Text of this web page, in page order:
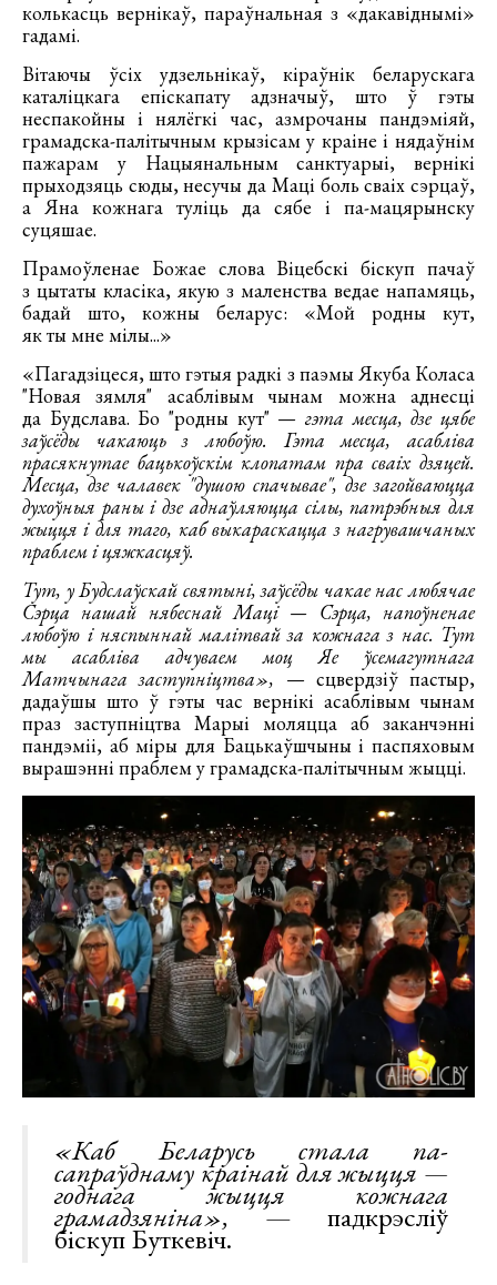
колькасць вернікаў, параўнальная з «дакавіднымі»
гадамі.
Вітаючы ўсіх удзельнікаў, кіраўнік беларускага
каталіцкага епіскапату адзначыў, што ў гэты
неспакойны і нялёгкі час, азмрочаны пандэміяй,
грамадска-палітычным крызісам у краіне і нядаўнім
пажарам у Нацыянальным санктуарыі, вернікі
прыходзяць сюды, несучы да Маці боль сваіх сэрцаў,
а Яна кожнага туліць да сябе і па-мацярынску
суцяшае.
Прамоўленае Божае слова Віцебскі біскуп пачаў
з цытаты класіка, якую з маленства ведае напамяць,
бадай што, кожны беларус: «Мой родны кут,
як ты мне мілы...»
«Пагадзіцеся, што гэтыя радкі з паэмы Якуба Коласа
"Новая зямля" асаблівым чынам можна аднесці
да Будслава. Бо "родны кут" — гэта месца, дзе цябе
заўсёды чакаюць з любоўю. Гэта месца, асабліва
прасякнутае бацькоўскім клопатам пра сваіх дзяцей.
Месца, дзе чалавек "душою спачывае", дзе загойваюцца
духоўныя раны і дзе аднаўляюцца сілы, патрэбныя для
жыцця і для таго, каб выкараскацца з нагрувашчаных
праблем і цяжкасцяў.
Тут, у Будслаўскай святыні, заўсёды чакае нас любячае
Сэрца нашай нябеснай Маці — Сэрца, напоўненае
любоўю і няспыннай малітвай за кожнага з нас. Тут
мы асабліва адчуваем моц Яе ўсемагутнага
Матчынага заступніцтва», — сцвердзіў пастыр,
дадаўшы што ў гэты час вернікі асаблівым чынам
праз заступніцтва Марыі моляцца аб заканчэнні
пандэміі, аб міры для Бацькаўшчыны і паспяховым
вырашэнні праблем у грамадска-палітычным жыцці.
«Каб Беларусь стала па-
сапраўднаму краінай для жыцця —
годнага жыцця кожнага
грамадзяніна»,— падкрэсліў
біскуп Буткевіч.